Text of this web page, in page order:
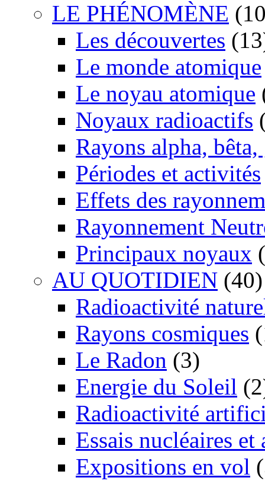
LE PHÉNOMÈNE
Les découvertes
Le monde atomique
Le noyau atomique
Noyaux radioactifs
Rayons alpha, bêta,
Périodes et activités
Effets des
Rayonnement
Principaux noyaux
AU QUOTIDIEN (40)
Radioactivité
Rayons cosmiques
Le Radon (3)
Energie du Soleil
Radioactivité
Essais nucléaires et
Expositions en vol